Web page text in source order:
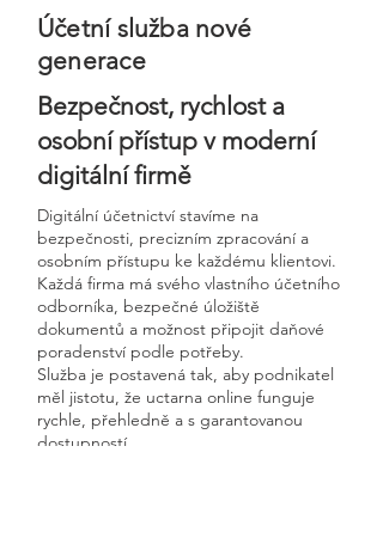
Účetní služba nové
generace
Bezpečnost, rychlost a
osobní přístup v moderní
digitální firmě
Digitální účetnictví stavíme na
bezpečnosti, precizním zpracování a
osobním přístupu ke každému klientovi.
Každá firma má svého vlastního účetního
odborníka, bezpečné úložiště
dokumentů a možnost připojit daňové
poradenství podle potřeby.
Služba je postavená tak, aby podnikatel
měl jistotu, že uctarna online funguje
rychle, přehledně a s garantovanou
dostupností.